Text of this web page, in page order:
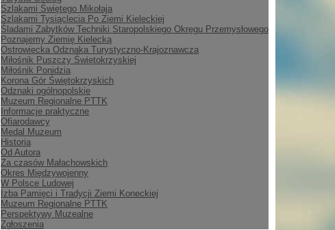
Szlakami Świętego Mikołaja
Szlakami Tysiąclecia Po Ziemi Kieleckiej
Śladami Zabytków Techniki Staropolskiego Okręgu Przemysłowego
Poznajemy Ziemię Kielecką
Ostrowiecka Odznaka Turystyczno-Krajoznawcza
Miłośnik Puszczy Świętokrzyskiej
Miłośnik Ponidzia
Korona Gór Świętokrzyskich
Odznaki ogólnopolskie
Muzeum Regionalne PTTK
Informacje praktyczne
Ofiarodawcy
Medal Muzeum
Historia
Od Autora
Za czasów Małachowskich
Okres Międzywojenny
W Polsce Ludowej
Izba Pamięci i Tradycji Ziemi Koneckiej
Muzeum Regionalne PTTK
Perspektywy Muzealne
Zgłoszenia